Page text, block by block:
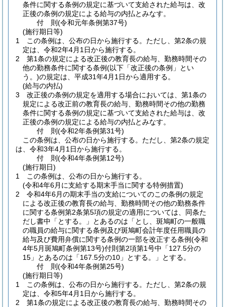
条件に関する条例の規定に基づいて支給された給与は、改
正後の条例の規定による給与の内払とみなす。
付 則(令和元年条例第37号)
(施行期日等)
1
この条例は、公布の日から施行する。 ただし、第2条の規
定は、令和2年4月1日から施行する。
2
第1条の規定による改正後の教育長の給与、勤務時間その
他の勤務条件に関する条例(以下「改正後の条例」とい
う。)の規定は、平成31年4月1日から適用する。
(給与の内払)
3
改正後の条例の規定を適用する場合においては、第1条の
規定による改正前の教育長の給与、勤務時間その他の勤務
条件に関する条例の規定に基づいて支給された給与は、改
正後の条例の規定による給与の内払とみなす。
付 則(令和2年条例第31号)
この条例は、公布の日から施行する。 ただし、第2条の規定
は、令和3年4月1日から施行する。
付 則(令和4年条例第12号)
(施行期日)
1
この条例は、公布の日から施行する。
(令和4年6月に支給する期末手当に関する特例措置)
2
令和4年6月の期末手当の支給についてのこの条例の規定
による改正後の教育長の給与、勤務時間その他の勤務条件
に関する条例第2条第5項の規定の適用については、同条た
だし書中「とする。」とあるのは「とし、斑鳩町の一般職
の職員の給与に関する条例及び斑鳩町会計年度任用職員の
給与及び費用弁償に関する条例の一部を改正する条例(令和
4年5月斑鳩町条例第13号)付則第2項第1号中「127.5分の
15」とあるのは「167.5分の10」とする。」とする。
付 則(令和4年条例第25号)
(施行期日等)
1
この条例は、公布の日から施行する。 ただし、第2条の規
定は、令和5年4月1日から施行する。
2
第1条の規定による改正後の教育長の給与、勤務時間その